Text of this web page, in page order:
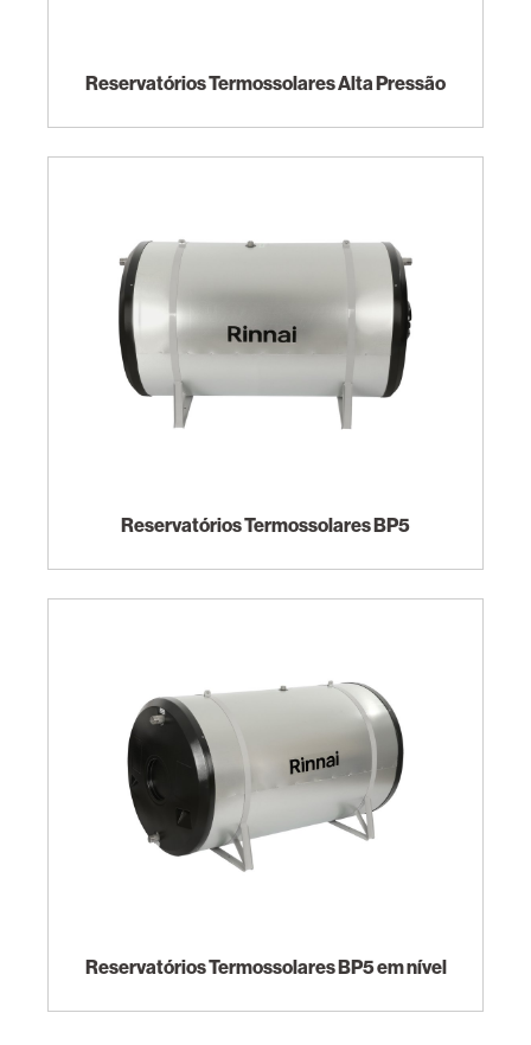
Reservatórios Termossolares Alta Pressão
Reservatórios Termossolares BP5
Reservatórios Termossolares BP5 em nível